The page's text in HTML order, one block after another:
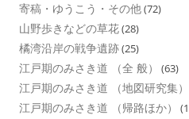
寄稿・ゆうこう・その他(72)
山野歩きなどの草花(28)
橘湾沿岸の戦争遺跡(25)
江戸期のみさき道 （全 般） (63)
江戸期のみさき道 （地図研究集）
江戸期のみさき道 （帰路ほか）